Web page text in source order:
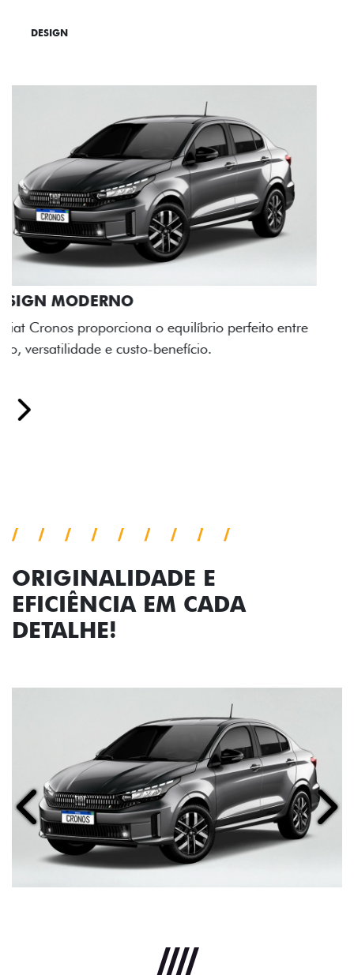
DESIGN
RODAS DE LIGA-LEVE
As rodas de liga leve com desenho dinâmico e
acabamento diamantado elevam o estilo do Fiat
ORIGINALIDADE E
EFICIÊNCIA EM CADA
DETALHE!
Anterior